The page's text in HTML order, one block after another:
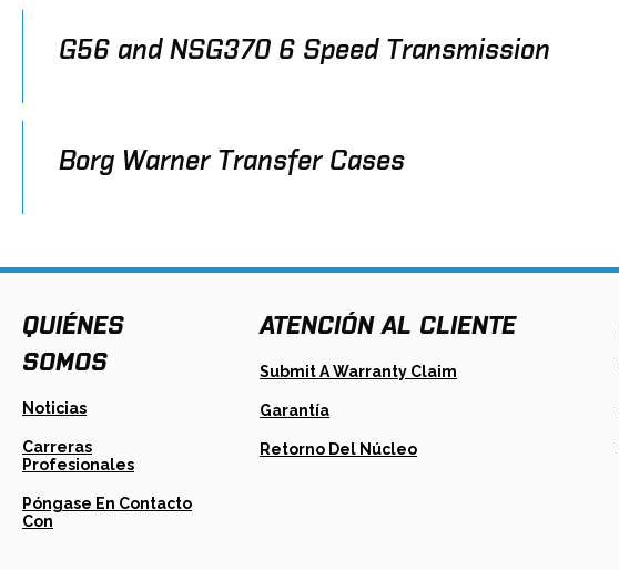
G56 and NSG370 6 Speed Transmission
Borg Warner Transfer Cases
QUIÉNES
SOMOS
Noticias
Carreras
Profesionales
Póngase En Contacto
Con
ATENCIÓN AL CLIENTE
Submit A Warranty Claim
Garantía
Retorno Del NúcleoOpens